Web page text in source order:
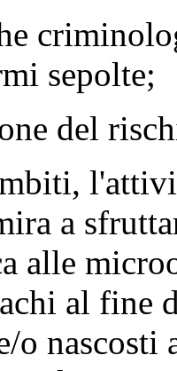
sepolte;
del
a
alle
al fine
o nascosti